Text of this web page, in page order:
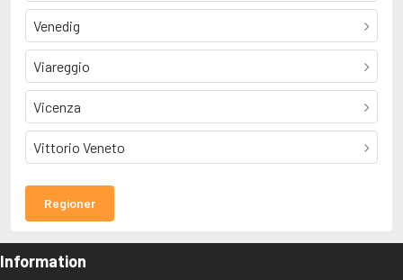
Venedig
Viareggio
Vicenza
Vittorio Veneto
Regioner
Information